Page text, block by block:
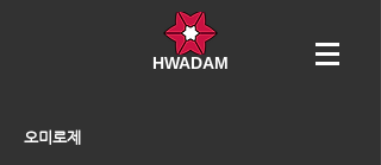
HWADAM​
오미로제